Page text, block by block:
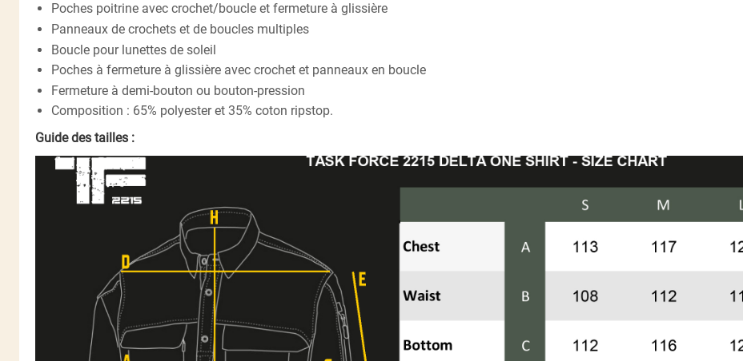
Poches poitrine avec crochet/boucle et fermeture à glissière
Panneaux de crochets et de boucles multiples
Boucle pour lunettes de soleil
Poches à fermeture à glissière avec crochet et panneaux en boucle
Fermeture à demi-bouton ou bouton-pression
Composition : 65% polyester et 35% coton ripstop.
Guide des tailles :